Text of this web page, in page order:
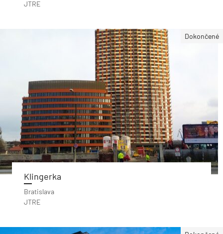
JTRE
Dokončené
Klingerka
Bratislava
JTRE